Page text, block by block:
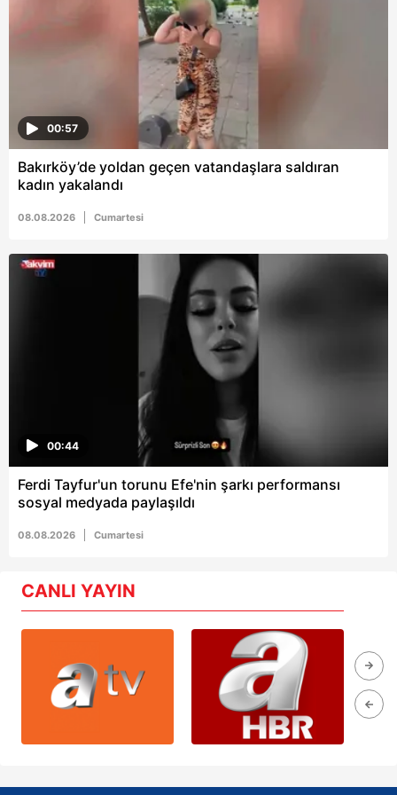
6698 sayılı Kişisel Verilerin Korunması Kanunu uyarınca
hazırlanmış Aydınlatma Metnimizi okumak ve sitemizde
ilgili mevzuata uygun olarak kullanılan çerezlerle ilgili bilgi
tıklayınız.
00:57
Bakırköy’de yoldan geçen vatandaşlara saldıran
kadın yakalandı
08.08.2026 Cumartesi
00:44
Ferdi Tayfur'un torunu Efe'nin şarkı performansı
sosyal medyada paylaşıldı
08.08.2026 Cumartesi
CANLI YAYIN